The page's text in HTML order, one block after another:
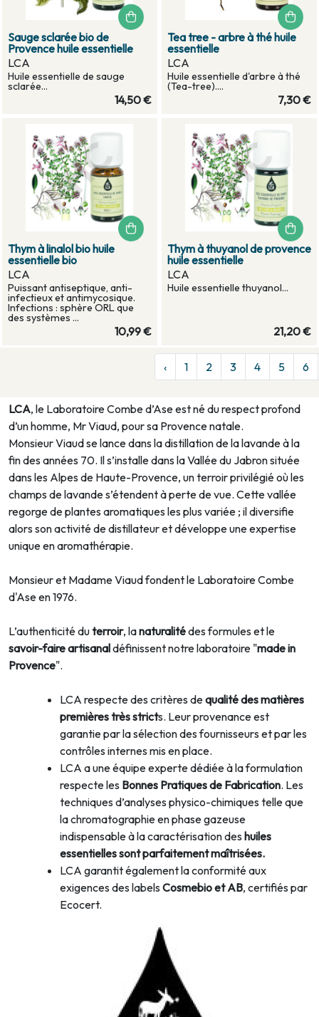
Sauge sclarée bio de
Provence huile essentielle
LCA
Huile essentielle de sauge
sclarée...
14,50 €
Tea tree - arbre à thé huile
essentielle
LCA
Huile essentielle d'arbre à thé
(Tea-tree)....
7,30 €
Thym à linalol bio huile
essentielle bio
LCA
Puissant antiseptique, anti-
infectieux et antimycosique.
Infections : sphère ORL que
des systèmes ...
10,99 €
Thym à thuyanol de provence
huile essentielle
LCA
Huile essentielle thuyanol...
21,20 €
‹ 1 2 3 4 5 6
LCA, le Laboratoire Combe d’Ase est né du respect profond
d’un homme, Mr Viaud, pour sa Provence natale.
Monsieur Viaud se lance dans la distillation de la lavande à la
fin des années 70. Il s’installe dans la Vallée du Jabron située
dans les Alpes de Haute-Provence, un terroir privilégié où les
champs de lavande s’étendent à perte de vue. Cette vallée
regorge de plantes aromatiques les plus variée ; il diversifie
alors son activité de distillateur et développe une expertise
unique en aromathérapie.
Monsieur et Madame Viaud fondent le Laboratoire Combe
d'Ase en 1976.
L’authenticité duterroir, lanaturalitédes formules et le
savoir-faire artisanaldéfinissent notre laboratoire "made in
Provence".
LCA respecte des critères dequalité des matières
premières très stricts. Leur provenance est
garantie par la sélection des fournisseurs et par les
contrôles internes mis en place.
LCA a une équipe experte dédiée à la formulation
respecte les Bonnes Pratiques de Fabrication. Les
techniques d’analyses physico-chimiques telle que
la chromatographie en phase gazeuse
indispensable à la caractérisation des huiles
essentielles sont parfaitement maîtrisées.
LCA garantit également la conformité aux
exigences des labels Cosmebio et AB, certifiés par
Ecocert.